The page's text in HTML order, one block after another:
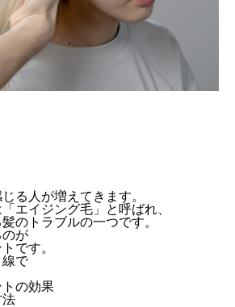
る人が増えてきます。
エイジング毛」と呼ばれ、
のトラブルの一つです。
が
です。
線で
の効果
法